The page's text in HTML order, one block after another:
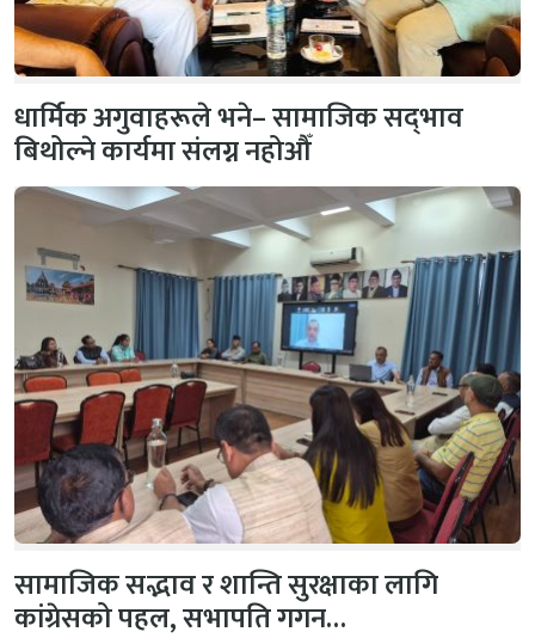
धार्मिक अगुवाहरूले भने– सामाजिक सद्‌भाव
बिथोल्ने कार्यमा संलग्न नहोऔँ
सामाजिक सद्भाव र शान्ति सुरक्षाका लागि
कांग्रेसको पहल, सभापति गगन…